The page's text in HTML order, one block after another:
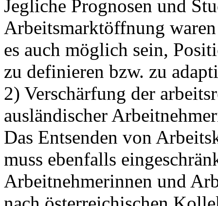
Jegliche Prognosen und
Arbeitsmarktöffnung
es auch möglich sein,
zu definieren bzw. zu
2) Verschärfung der
ausländischer
Das Entsenden von
muss ebenfalls
Arbeitnehmerinnen und